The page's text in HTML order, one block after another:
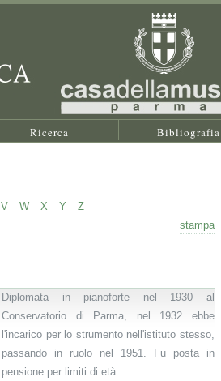
Ricerca Bibliografia
V W X Y
Z
stampa
Diplomata in pianoforte nel 1930 al
Conservatorio di Parma, nel 1932 ebbe
l'incarico per lo strumento nell'istituto stesso,
passando in ruolo nel 1951. Fu posta in
pensione per limiti di età.